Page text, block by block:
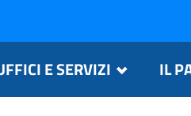
E SERVIZI IL